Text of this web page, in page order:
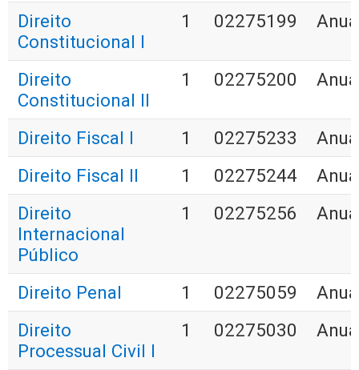
Direito
Constitucional I
1 02275199
Direito
Constitucional II
1 02275200
Direito Fiscal I 1 02275233
Direito Fiscal II
1 02275244
Direito
Internacional
Público
1 02275256
Direito Penal 1 02275059
Direito
Processual Civil I
1 02275030